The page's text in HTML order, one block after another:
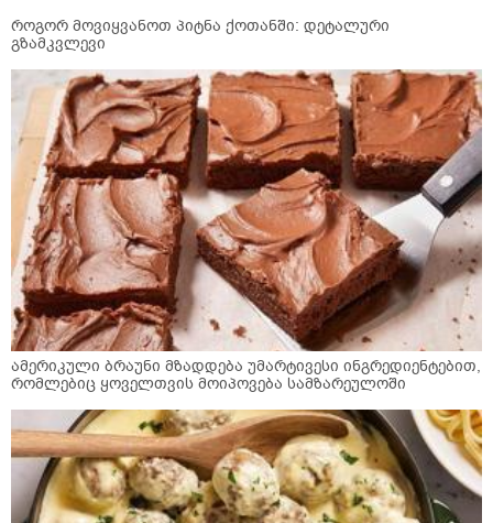
როგორ მოვიყვანოთ პიტნა ქოთანში: დეტალური
გზამკვლევი
ამერიკული ბრაუნი მზადდება უმარტივესი ინგრედიენტებით,
რომლებიც ყოველთვის მოიპოვება სამზარეულოში